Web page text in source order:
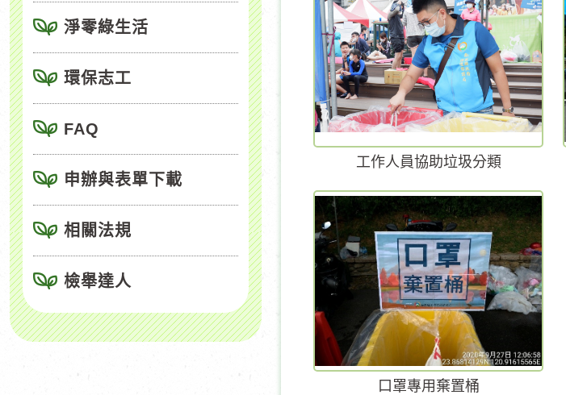
淨零綠生活
環保志工
FAQ
申辦與表單下載
相關法規
檢舉達人
工作人員協助垃圾分類
口罩專用棄置桶